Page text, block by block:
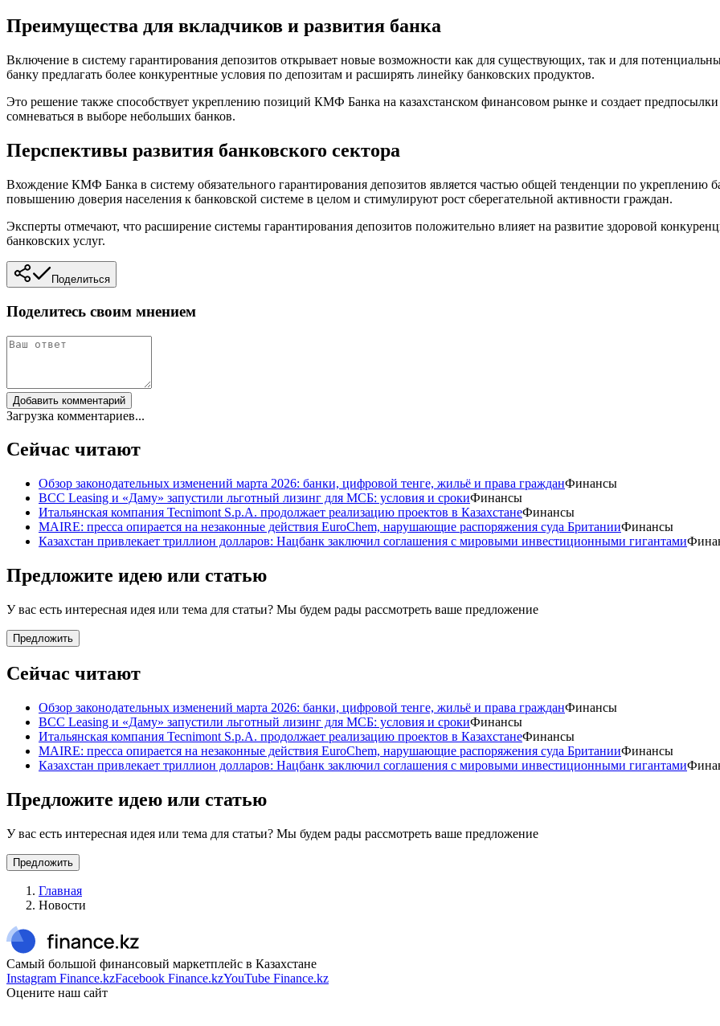
Преимущества для вкладчиков и развития банка
Включение в систему гарантирования депозитов открывает новые возможности как для существующих, так и для
банку предлагать более конкурентные условия по депозитам и расширять линейку банковских продуктов.
Это решение также способствует укреплению позиций КМФ Банка на казахстанском финансовом рынке и создает
сомневаться в выборе небольших банков.
Перспективы развития банковского сектора
Вхождение КМФ Банка в систему обязательного гарантирования депозитов является частью общей тенденции по укреплению
повышению доверия населения к банковской системе в целом и стимулируют рост сберегательной активности граждан.
Эксперты отмечают, что расширение системы гарантирования депозитов положительно влияет на развитие здоровой
банковских услуг.
Поделиться
Поделитесь своим мнением
Добавить комментарий
Загрузка комментариев...
Сейчас читают
Обзор законодательных изменений марта 2026: банки, цифровой тенге, жильё и права гражданФинансы
BCC Leasing и «Даму» запустили льготный лизинг для МСБ: условия и срокиФинансы
Итальянская компания Tecnimont S.p.A. продолжает реализацию проектов в КазахстанеФинансы
MAIRE: пресса опирается на незаконные действия EuroChem, нарушающие распоряжения суда БританииФинансы
Казахстан привлекает триллион долларов: Нацбанк заключил соглашения с мировыми инвестиционными гигантами
Предложите идею или статью
У вас есть интересная идея или тема для статьи? Мы будем рады рассмотреть ваше предложение
Предложить
Сейчас читают
Обзор законодательных изменений марта 2026: банки, цифровой тенге, жильё и права гражданФинансы
BCC Leasing и «Даму» запустили льготный лизинг для МСБ: условия и срокиФинансы
Итальянская компания Tecnimont S.p.A. продолжает реализацию проектов в КазахстанеФинансы
MAIRE: пресса опирается на незаконные действия EuroChem, нарушающие распоряжения суда БританииФинансы
Казахстан привлекает триллион долларов: Нацбанк заключил соглашения с мировыми инвестиционными гигантами
Предложите идею или статью
У вас есть интересная идея или тема для статьи? Мы будем рады рассмотреть ваше предложение
Предложить
Главная
Новости
Самый большой финансовый маркетплейс в Казахстане
Instagram Finance.kzFacebook Finance.kzYouTube Finance.kz
Оцените наш сайт